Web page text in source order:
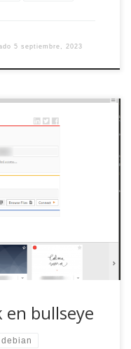
5 septiembre, 2023
probablemente seas
mi caso particular,
y amigos en dos
y lo decirles
clásico, tanto que
en bullseye
debian